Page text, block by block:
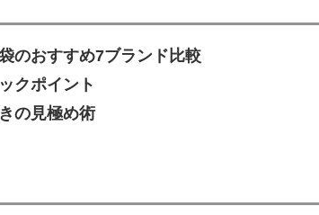
のおすすめ7ブランド比較
クポイント
の見極め術